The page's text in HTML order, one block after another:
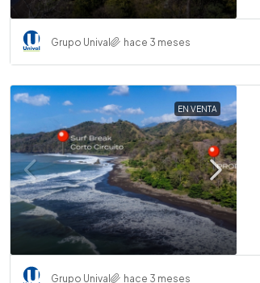
Grupo Unival hace 3 meses
EN VENTA
Grupo Unival hace 3 meses